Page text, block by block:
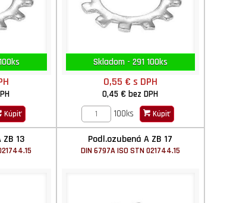
Kúpiť
Skladom - 291 100ks
0,55 € s DPH
0,45 €bez DPH
100ks
Kúpiť
13 Podl.ozubená A ZB 17
DIN 6797A ISO STN 021744.15